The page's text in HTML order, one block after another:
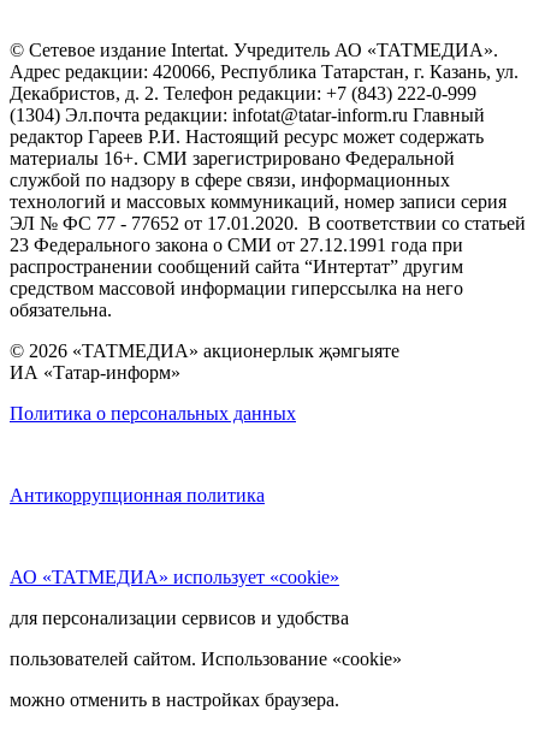
© Сетевое издание Intertat. Учредитель АО «ТАТМЕДИА».
Адрес редакции: 420066, Республика Татарстан, г. Казань, ул.
Декабристов, д. 2. Телефон редакции: +7 (843) 222-0-999
(1304) Эл.почта редакции: infotat@tatar-inform.ru Главный
редактор Гареев Р.И. Настоящий ресурс может содержать
материалы 16+. СМИ зарегистрировано Федеральной
службой по надзору в сфере связи, информационных
технологий и массовых коммуникаций, номер записи серия
ЭЛ № ФС 77 - 77652 от 17.01.2020. В соответствии со статьей
23 Федерального закона о СМИ от 27.12.1991 года при
распространении сообщений сайта “Интертат” другим
средством массовой информации гиперссылка на него
обязательна.
© 2026 «ТАТМЕДИА» акционерлык җәмгыяте
ИА «Татар-информ»
Политика о персональных данных
Антикоррупционная политика
АО «ТАТМЕДИА» использует «cookie»
для персонализации сервисов и удобства
пользователей сайтом. Использование «cookie»
можно отменить в настройках браузера.